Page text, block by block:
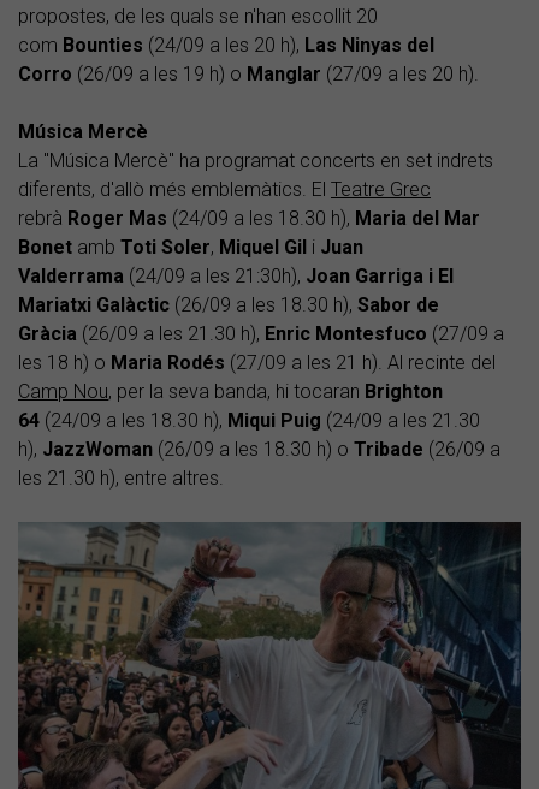
propostes, de les quals se n'han escollit 20
com Bounties (24/09 a les 20 h), Las Ninyas del
Corro (26/09 a les 19 h) o Manglar (27/09 a les 20 h).
Música Mercè
La "Música Mercè" ha programat concerts en set indrets
diferents, d'allò més emblemàtics. El Teatre Grec
rebrà Roger Mas (24/09 a les 18.30 h), Maria del Mar
Bonet amb Toti Soler, Miquel Gil i Juan
Valderrama (24/09 a les 21:30h), Joan Garriga i El
Mariatxi Galàctic (26/09 a les 18.30 h), Sabor de
Gràcia (26/09 a les 21.30 h), Enric Montesfuco (27/09 a
les 18 h) o Maria Rodés (27/09 a les 21 h). Al recinte del
Camp Nou, per la seva banda, hi tocaran Brighton
64 (24/09 a les 18.30 h), Miqui Puig (24/09 a les 21.30
h), JazzWoman (26/09 a les 18.30 h) o Tribade (26/09 a
les 21.30 h), entre altres.